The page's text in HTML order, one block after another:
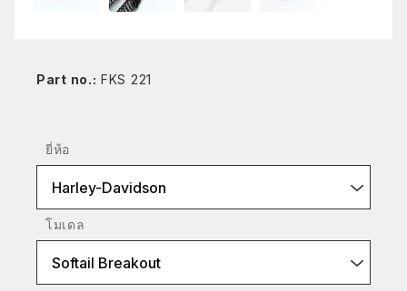
Part no.: FKS 221
ยี่ห้อ
Harley-Davidson
โมเดล
Softail Breakout